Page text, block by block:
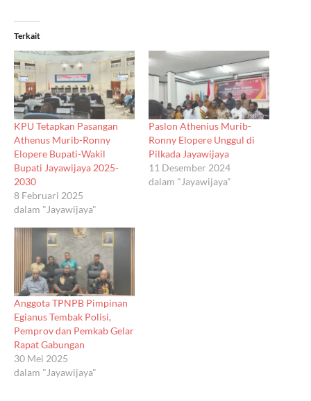
Terkait
KPU Tetapkan Pasangan
Athenus Murib-Ronny
Elopere Bupati-Wakil
Bupati Jayawijaya 2025-
2030
8 Februari 2025
dalam "Jayawijaya"
Paslon Athenius Murib-
Ronny Elopere Unggul di
Pilkada Jayawijaya
11 Desember 2024
dalam "Jayawijaya"
Anggota TPNPB Pimpinan
Egianus Tembak Polisi,
Pemprov dan Pemkab Gelar
Rapat Gabungan
30 Mei 2025
dalam "Jayawijaya"